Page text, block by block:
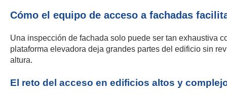
Cómo el equipo de acceso a fachadas
Una inspección de fachada solo puede ser tan exhaustiva
plataforma elevadora deja grandes partes del edificio sin
altura.
El reto del acceso en edificios altos y